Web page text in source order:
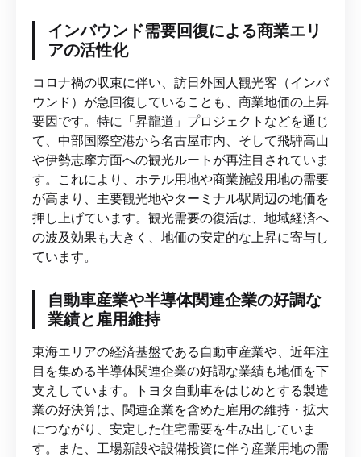
インバウンド需要回復による商業エリ
アの活性化
コロナ禍の収束に伴い、訪日外国人観光客（インバ
ウンド）が急回復していることも、商業地価の上昇
要因です。特に「昇龍道」プロジェクトなどを通じ
て、中部国際空港から名古屋市内、そして飛騨高山
や伊勢志摩方面への観光ルートが再注目されていま
す。これにより、ホテル用地や商業施設用地の需要
が高まり、主要観光地やターミナル駅周辺の地価を
押し上げています。観光需要の復活は、地域経済へ
の波及効果も大きく、地価の安定的な上昇に寄与し
ています。
自動車産業や半導体関連企業の好調な
業績と雇用維持
東海エリアの経済基盤である自動車産業や、近年注
目を集める半導体関連企業の好調な業績も地価を下
支えしています。トヨタ自動車をはじめとする製造
業の好決算は、関連企業を含めた雇用の維持・拡大
につながり、安定した住宅需要を生み出していま
す。また、工場新設や設備投資に伴う産業用地の需